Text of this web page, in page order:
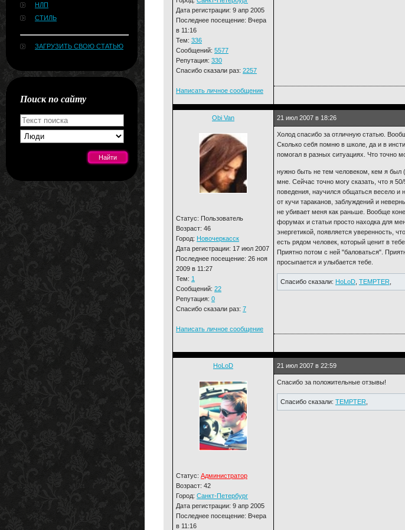
НЛП
СТИЛЬ
ЗАГРУЗИТЬ СВОЮ СТАТЬЮ
Поиск по сайту
Дата регистрации: 9 апр 2005
Последнее посещение: Вчера
в 11:16
Тем: 336
Сообщений: 5577
Репутация: 330
Спасибо сказали раз: 2257
Написать личное сообщение
Obi Van
Статус: Пользователь
Возраст: 46
Город: Новочеркасск
Дата регистрации: 17 июл 2007
Последнее посещение: 26 ноя
2009 в 11:27
Тем: 1
Сообщений: 22
Репутация: 0
Спасибо сказали раз: 7
Написать личное сообщение
21 июл 2007 в 18:26
Холод спасибо за отличную статью.
Сколько себя помню в школе, да и в
помогал в разных ситуациях. Что точно
нужно быть не тем человеком, кем я был
мне. Сейчас точно могу сказать, что я
поведения, научился общаться весело
от кучи тараканов, заблуждений и
не убивает меня как раньше. Вообще
форумах и статьи просто находка для
энергетикой, появляется уверенность,
есть рядом человек, который ценит в
Приятно потом с ней "баловаться".
просыпается и улыбается тебе.
Спасибо сказали: HoLoD TEMPTER
HoLoD
Статус: Администратор
Возраст: 42
Город: Санкт-Петербург
Дата регистрации: 9 апр 2005
Последнее посещение: Вчера
в 11:16
21 июл 2007 в 22:59
Спасибо за положительные отзывы!
Спасибо сказали: TEMPTER